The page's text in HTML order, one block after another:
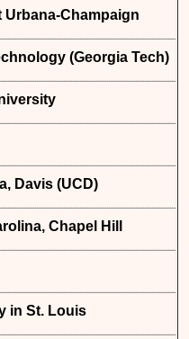
Champaign
(Georgia Tech)
Davis (UCD)
Chapel Hill
in St. Louis